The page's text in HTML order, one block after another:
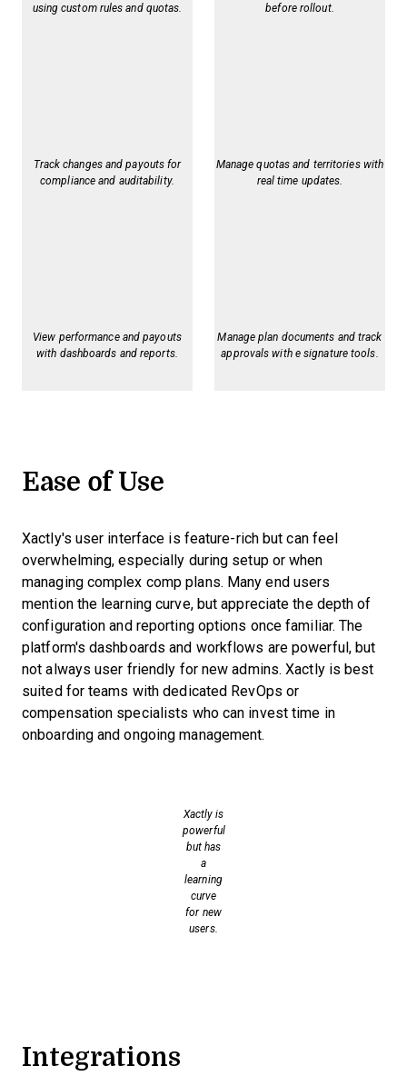
using custom rules and quotas.
before rollout.
Track changes and payouts for
compliance and auditability.
Manage quotas and territories with
real time updates.
View performance and payouts
with dashboards and reports.
Manage plan documents and track
approvals with e signature tools.
Ease of Use
Xactly's user interface is feature-rich but can feel
overwhelming, especially during setup or when
managing complex comp plans. Many end users
mention the learning curve, but appreciate the depth of
configuration and reporting options once familiar. The
platform's dashboards and workflows are powerful, but
not always user friendly for new admins. Xactly is best
suited for teams with dedicated RevOps or
compensation specialists who can invest time in
onboarding and ongoing management.
Xactly is
powerful
but has
a
learning
curve
for new
users.
Integrations